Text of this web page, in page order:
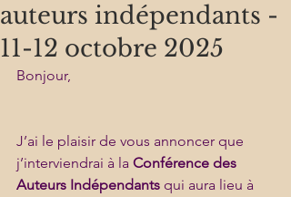
auteurs indépendants -
11-12 octobre 2025
Bonjour,
J’ai le plaisir de vous annoncer que
j’interviendrai à la Conférence des
Auteurs Indépendants qui aura lieu à